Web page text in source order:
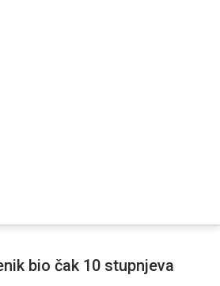
bio čak 10 stupnjeva